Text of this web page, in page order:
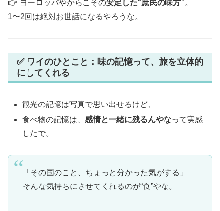
👉 ヨーロッパやからこその安定した“庶民の味方”。
1〜2回は絶対お世話になるやろうな。
✅ ワイのひとこと：味の記憶って、旅を立体的
にしてくれる
観光の記憶は写真で思い出せるけど、
食べ物の記憶は、感情と一緒に残るんやなって実感
したで。
「その国のこと、ちょっと分かった気がする」
そんな気持ちにさせてくれるのが“食”やな。